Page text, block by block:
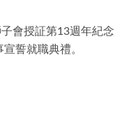
會授証第13週年紀念
誓就職典禮。